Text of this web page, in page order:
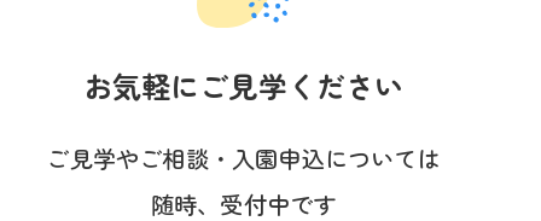
お気軽にご見学ください
ご見学やご相談・入園申込については
随時、受付中です